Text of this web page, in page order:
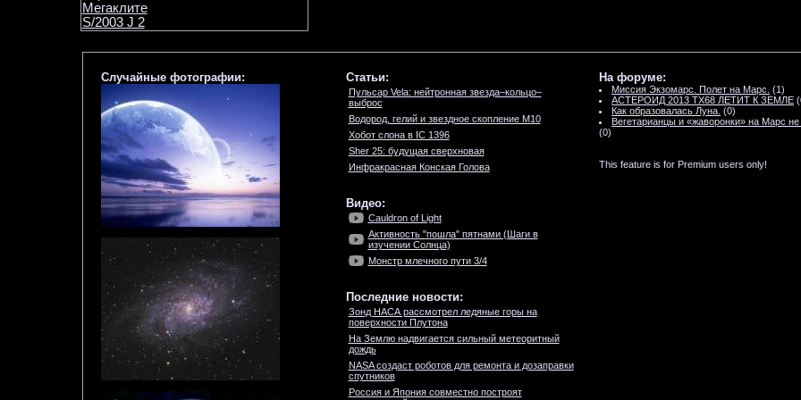
Мегаклите
S/2003 J 2
Случайные фотографии: Статьи:
Пульсар Vela: нейтронная звезда–кольцо–
выброс
Водород, гелий и звездное скопление М10
Хобот слона в IC 1396
Sher 25: будущая сверхновая
Инфракрасная Конская Голова
Видео:
Cauldron of Light
Активность "пошла" пятнами (Шаги в
изучении Солнца)
Монстр млечного пути 3/4
Последние новости:
Зонд НАСА рассмотрел ледяные горы на
поверхности Плутона
На Землю надвигается сильный метеоритный
дождь
NASA создаст роботов для ремонта и дозаправки
спутников
Россия и Япония совместно построят
На форуме:
Миссия Экзомарс. Полет на Марс. (1)
АСТЕРОИД 2013 TX68 ЛЕТИТ К ЗЕМЛЕ
Как образовалась Луна. (0)
Вегетарианцы и «жаворонки» на Марс не
(0)
This feature is for Premium users only!